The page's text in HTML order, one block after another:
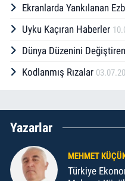
Ekranlarda Yankılanan
Uyku Kaçıran Haberler
Dünya Düzenini
Kodlanmış Rızalar
Yazarlar
MEHMET
Türkiye